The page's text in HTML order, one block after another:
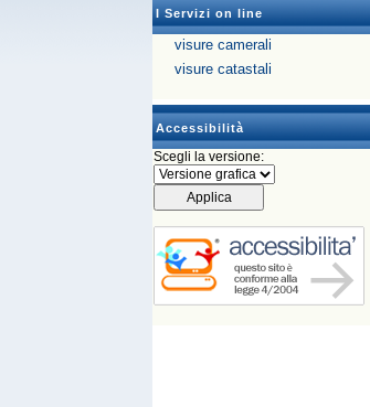
I Servizi on line
visure camerali
visure catastali
Accessibilità
Scegli la versione: